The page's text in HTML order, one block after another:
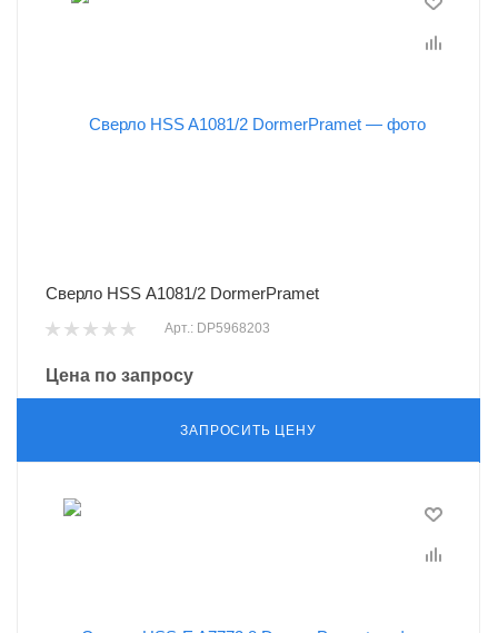
Сверло HSS A1081/2 DormerPramet
Арт.: DP5968203
Цена по запросу
ЗАПРОСИТЬ ЦЕНУ